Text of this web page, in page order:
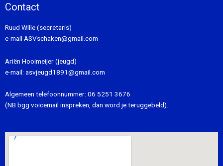
Contact
Ruud Wille (secretaris)
e-mail ASVschaken@gmail.com
Ariën Hooimeijer (jeugd)
e-mail: asvjeugd1891@gmail.com
Algemeen telefoonnummer: 06 5251 3676
(NB bgg voicemail inspreken, dan word je teruggebeld).